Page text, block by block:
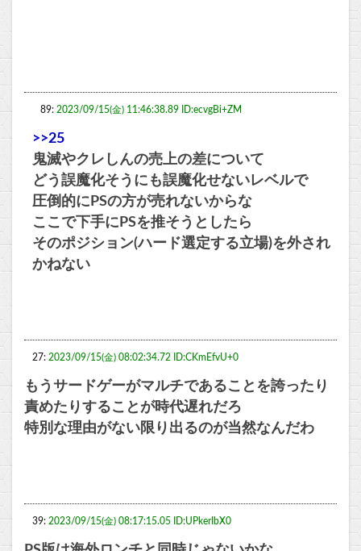
89: 2023/09/15(金) 11:46:38.89 ID:ecvgBi+ZM
>>25
鬼滅やクレしんの売上の差について
どう誤魔化そうにも誤魔化せないレベルで
圧倒的にPSの方が売れないからな
ここで下手にPSを推そうとしたら
そのポジション(ハード選定する立場)を外され
かねない
27: 2023/09/15(金) 08:02:34.72 ID:CKmEfvU+0
もうサードゲーがマルチであることを誇ったり
責めたりすることが時代遅れだろ
特別な理由がない限り出るのが当然なんだわ
39: 2023/09/15(金) 08:17:15.05 ID:UPkerIbX0